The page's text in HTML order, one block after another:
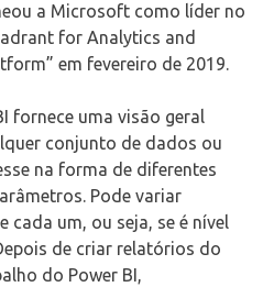
a Microsoft como líder no
for Analytics and
em fevereiro de 2019.
fornece uma visão geral
conjunto de dados ou
na forma de diferentes
Pode variar
cada um, ou seja, se é nível
de criar relatórios do
do Power BI,